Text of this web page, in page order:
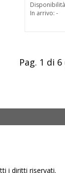
In arrivo: -
Pag. 1 di
i diritti riservati.